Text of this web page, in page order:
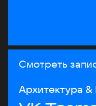
Смотреть
Архитектура